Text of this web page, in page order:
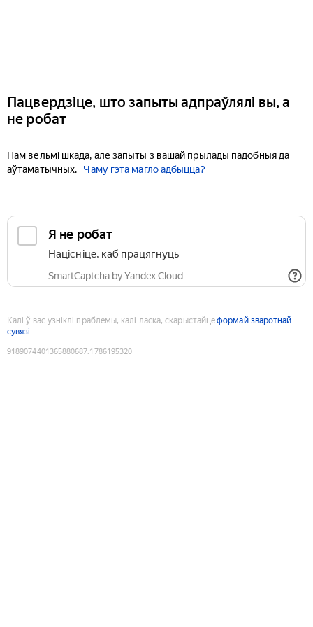
Пацвердзіце, што запыты адпраўлялі вы, а
не робат
Нам вельмі шкада, але запыты з вашай прылады падобныя да
аўтаматычных.
Чаму гэта магло адбыцца?
Я не робат
Націсніце, каб працягнуць
SmartCaptcha by Yandex Cloud
Калі ў вас узніклі праблемы, калі ласка, скарыстайцеформай зваротнай
сувязі
9189074401365880687:1786195320